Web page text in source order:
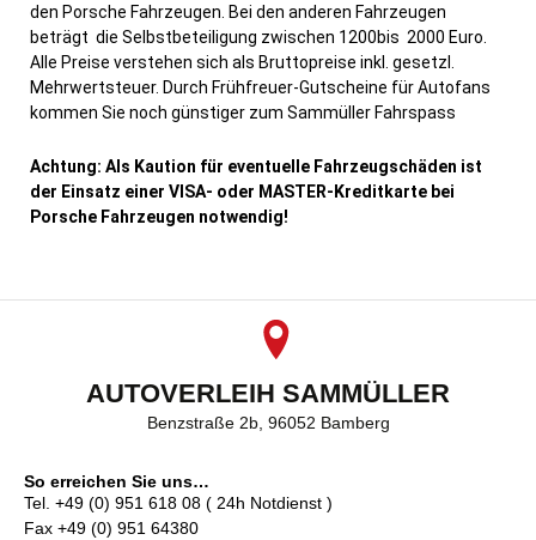
den Porsche Fahrzeugen. Bei den anderen Fahrzeugen
beträgt die Selbstbeteiligung zwischen 1200bis 2000 Euro.
Alle Preise verstehen sich als Bruttopreise inkl. gesetzl.
Mehrwertsteuer. Durch Frühfreuer-Gutscheine für Autofans
kommen Sie noch günstiger zum Sammüller Fahrspass
Achtung: Als Kaution für eventuelle Fahrzeugschäden ist
der Einsatz einer VISA- oder MASTER-Kreditkarte bei
Porsche Fahrzeugen notwendig!
AUTOVERLEIH SAMMÜLLER
Benzstraße 2b, 96052 Bamberg
So erreichen Sie uns…
Tel. +49 (0) 951 618 08 ( 24h Notdienst )
Fax +49 (0) 951 64380